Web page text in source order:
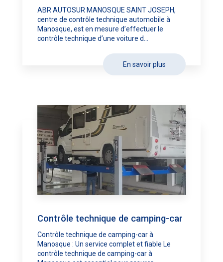
ABR AUTOSUR MANOSQUE SAINT JOSEPH,
centre de contrôle technique automobile à
Manosque, est en mesure d’effectuer le
contrôle technique d’une voiture d...
En savoir plus
Contrôle technique de camping-car
Contrôle technique de camping-car à
Manosque : Un service complet et fiable Le
contrôle technique de camping-car à